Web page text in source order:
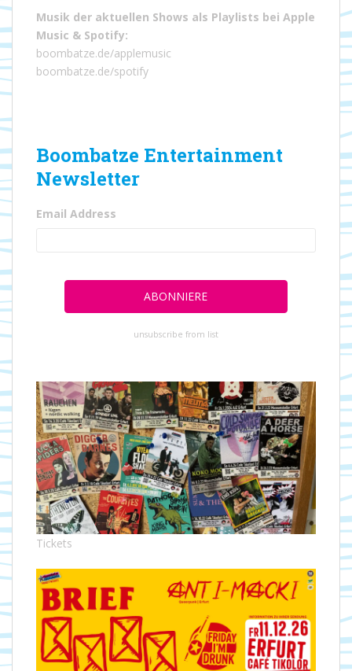
Musik der aktuellen Shows als Playlists bei Apple
Music & Spotify:
boombatze.de/applemusic
boombatze.de/spotify
Boombatze Entertainment
Newsletter
Email Address
unsubscribe from list
Tickets